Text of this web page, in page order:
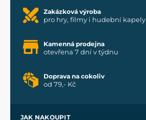
Zakázková výroba
pro hry, filmy i hudební kapely
Kamenná prodejna
otevřena 7 dní v týdnu
Doprava na cokoliv
od 79,- Kč
JAK NAKOUPIT